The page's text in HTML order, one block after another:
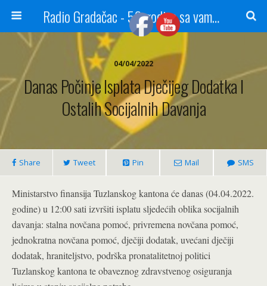
Radio Gradačac - 56 godina sa vama...
04/04/2022
Danas Počinje Isplata Dječijeg Dodatka I
Ostalih Socijalnih Davanja
Share Tweet Pin Mail SMS
Ministarstvo finansija Tuzlanskog kantona će danas (04.04.2022.
godine) u 12:00 sati izvršiti isplatu sljedećih oblika socijalnih
davanja: stalna novčana pomoć, privremena novčana pomoć,
jednokratna novčana pomoć, dječiji dodatak, uvećani dječiji
dodatak, hraniteljstvo, podrška pronatalitetnoj politici
Tuzlanskog kantona te obaveznog zdravstvenog osiguranja